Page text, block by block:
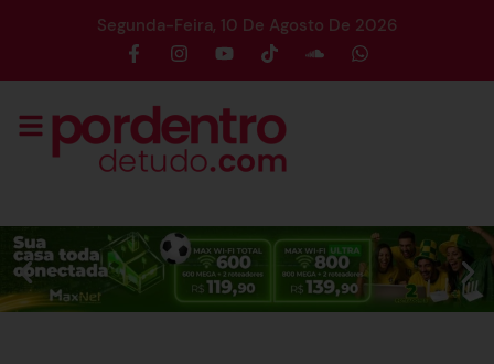
Segunda-Feira, 10 De Agosto De 2026